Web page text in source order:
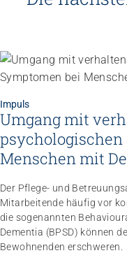
Impuls
Umgang mit
Menschen mit
Der Pflege- und
Mitarbeitende häufig vor
die sogenannten
Dementia (BPSD) können
Bewohnenden erschweren.